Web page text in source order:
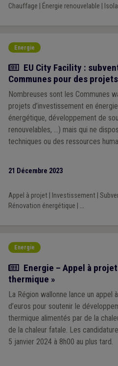
codes en matière de construction,
Chauffage Énergie renouvelable
Energie
Actualité
EU City Facility :
Communes pour des
Nombreuses sont les Communes
projets d’investissement en
énergétique, développement de
renouvelables, …) mais qui ne
techniques ou des ressources
21 Décembre 2023
Appel à projet| Investissement|
Rénovation énergétique
...
Energie
Actualité
Energie – Appel à
thermique »
La Région wallonne lance un appel
d’euros pour soutenir le
thermique alimentés par de la
de la chaleur fatale. Les
5 janvier 2024 à 8h00 au plus tard.